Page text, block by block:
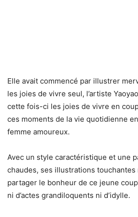
Elle avait commencé par illustrer
les joies de vivre seul, l’artiste
cette fois-ci les joies de vivre en
ces moments de la vie quotidienne
femme amoureux.
Avec un style caractéristique et une
chaudes, ses illustrations
partager le bonheur de ce jeune
ni d’actes grandiloquents ni d’idylle.